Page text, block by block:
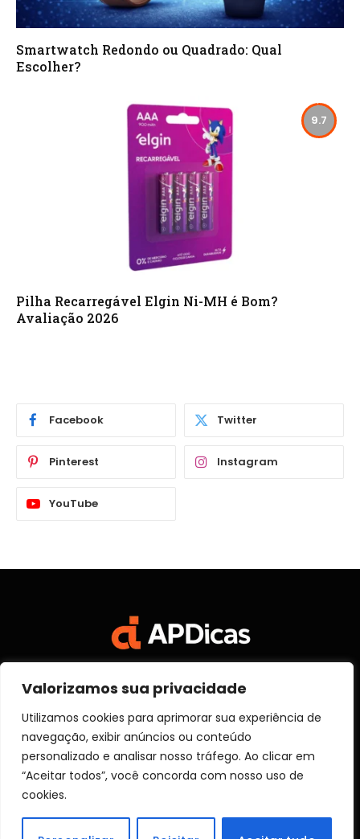
Valorizamos sua privacidade
Utilizamos cookies para aprimorar sua experiência de
navegação, exibir anúncios ou conteúdo
personalizado e analisar nosso tráfego. Ao clicar em
“Aceitar todos”, você concorda com nosso uso de
cookies.
Smartwatch Redondo ou Quadrado: Qual
Escolher?
9.7
Pilha Recarregável Elgin Ni-MH é Bom?
Avaliação 2026
Facebook Twitter
Pinterest Instagram
YouTube
(Twitter)
SOBRE NÓS
POLITICA DE PRIVACIDADE
TERMOS DE USO
© 2026 Aprender Dicas